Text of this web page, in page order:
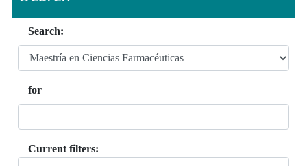
Search:
for
Current filters: